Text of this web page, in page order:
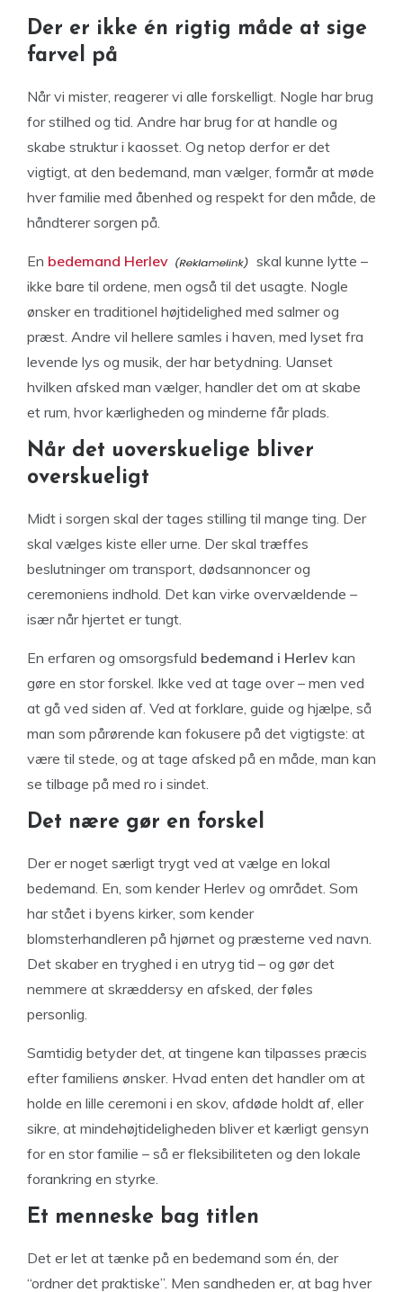
Der er ikke én rigtig måde at sige
farvel på
Når vi mister, reagerer vi alle forskelligt. Nogle har brug
for stilhed og tid. Andre har brug for at handle og
skabe struktur i kaosset. Og netop derfor er det
vigtigt, at den bedemand, man vælger, formår at møde
hver familie med åbenhed og respekt for den måde, de
håndterer sorgen på.
En bedemand Herlev
skal kunne lytte –
ikke bare til ordene, men også til det usagte. Nogle
ønsker en traditionel højtidelighed med salmer og
præst. Andre vil hellere samles i haven, med lyset fra
levende lys og musik, der har betydning. Uanset
hvilken afsked man vælger, handler det om at skabe
et rum, hvor kærligheden og minderne får plads.
Når det uoverskuelige bliver
overskueligt
Midt i sorgen skal der tages stilling til mange ting. Der
skal vælges kiste eller urne. Der skal træffes
beslutninger om transport, dødsannoncer og
ceremoniens indhold. Det kan virke overvældende –
især når hjertet er tungt.
En erfaren og omsorgsfuld bedemand i Herlev kan
gøre en stor forskel. Ikke ved at tage over – men ved
at gå ved siden af. Ved at forklare, guide og hjælpe, så
man som pårørende kan fokusere på det vigtigste: at
være til stede, og at tage afsked på en måde, man kan
se tilbage på med ro i sindet.
Det nære gør en forskel
Der er noget særligt trygt ved at vælge en lokal
bedemand. En, som kender Herlev og området. Som
har stået i byens kirker, som kender
blomsterhandleren på hjørnet og præsterne ved navn.
Det skaber en tryghed i en utryg tid – og gør det
nemmere at skræddersy en afsked, der føles
personlig.
Samtidig betyder det, at tingene kan tilpasses præcis
efter familiens ønsker. Hvad enten det handler om at
holde en lille ceremoni i en skov, afdøde holdt af, eller
sikre, at mindehøjtideligheden bliver et kærligt gensyn
for en stor familie – så er fleksibiliteten og den lokale
forankring en styrke.
Et menneske bag titlen
Det er let at tænke på en bedemand som én, der
“ordner det praktiske”. Men sandheden er, at bag hver